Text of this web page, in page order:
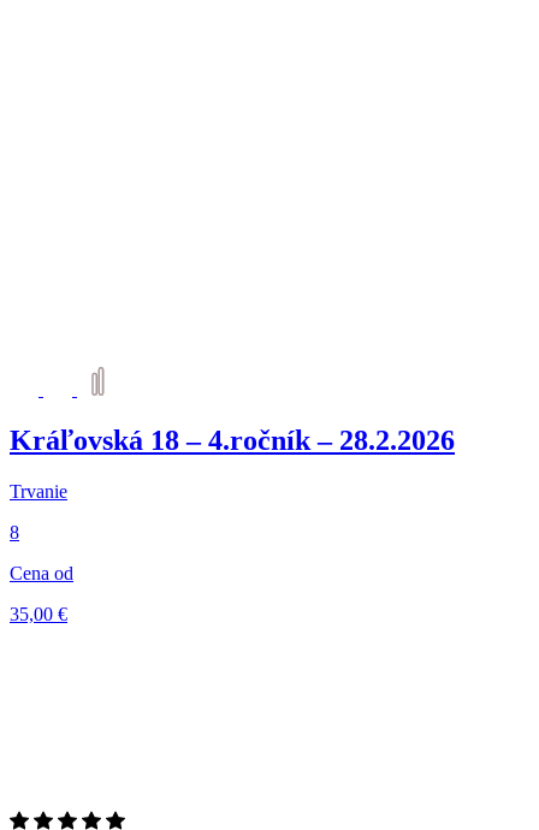
Kráľovská 18 – 4.ročník – 28.2.2026
Trvanie
8
Cena od
35,00 €